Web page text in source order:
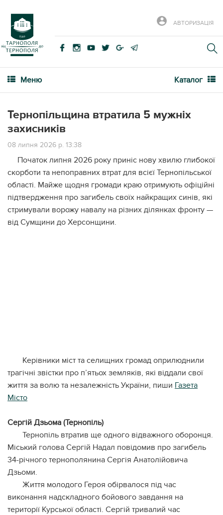
АВТОРИЗАЦІЯ
Меню Каталог
Тернопільщина втратила 5 мужніх
захисників
08 липня 2026 р. 13:38
Початок липня 2026 року приніс нову хвилю глибокої
скорботи та непоправних втрат для всієї Тернопільської
області. Майже щодня громади краю отримують офіційні
підтвердження про загибель своїх найкращих синів, які
стримували ворожу навалу на різних ділянках фронту —
від Сумщини до Херсонщини.
Керівники міст та селищних громад оприлюднили
трагічні звістки про п’ятьох земляків, які віддали свої
життя за волю та незалежність України, пиши Газета
Місто
Сергій Дзьома (Тернопіль)
Тернопіль втратив ще одного відважного оборонця.
Міський голова Сергій Надал повідомив про загибель
34-річного тернополянина Сергія Анатолійовича
Дзьоми.
Життя молодого Героя обірвалося під час
виконання надскладного бойового завдання на
території Курської області. Сергій тривалий час